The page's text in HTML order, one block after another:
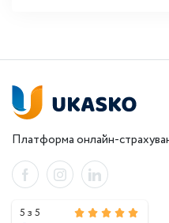
Платформа онлайн-
5 з 5